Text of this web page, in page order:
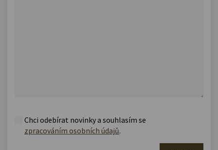
Chci odebírat novinky a souhlasím se
zpracováním osobních údajů.